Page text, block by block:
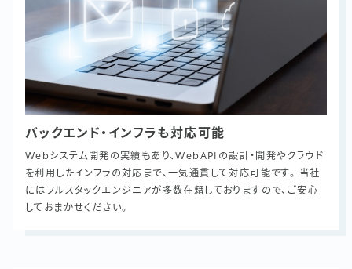
バックエンド・インフラも対応可能
Webシステム開発の実績もあり、WebAPIの設計・開発やクラウド
を利用したインフラの対応まで、一気通貫して対応可能です。 当社
にはフルスタックエンジニアが多数在籍しておりますので、ご安心
しておまかせください。